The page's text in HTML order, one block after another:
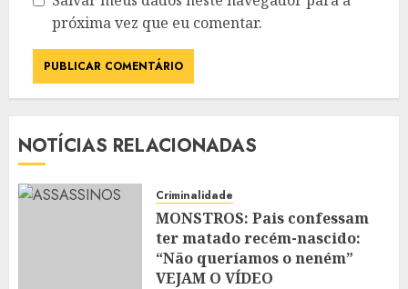
próxima vez que eu comentar.
NOTÍCIAS RELACIONADAS
Criminalidade
MONSTROS: Pais confessam
ter matado recém-nascido:
“Não queríamos o neném”
VEJAM O VÍDEO